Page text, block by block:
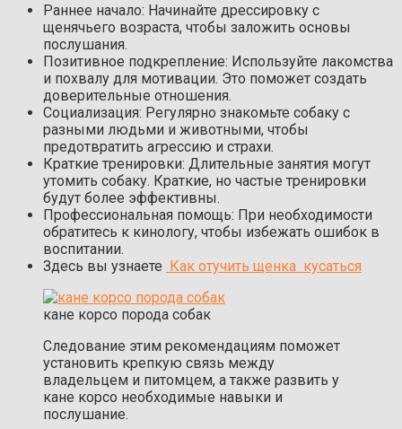
Раннее начало: Начинайте дрессировку с
щенячьего возраста, чтобы заложить основы
послушания.
Позитивное подкрепление: Используйте лакомства
и похвалу для мотивации. Это поможет создать
доверительные отношения.
Социализация: Регулярно знакомьте собаку с
разными людьми и животными, чтобы
предотвратить агрессию и страхи.
Краткие тренировки: Длительные занятия могут
утомить собаку. Краткие, но частые тренировки
будут более эффективны.
Профессиональная помощь: При необходимости
обратитесь к кинологу, чтобы избежать ошибок в
воспитании.
Здесь вы узнаете Как отучить щенка кусаться
кане корсо порода собак
Следование этим рекомендациям поможет
установить крепкую связь между
владельцем и питомцем, а также развить у
кане корсо необходимые навыки и
послушание.